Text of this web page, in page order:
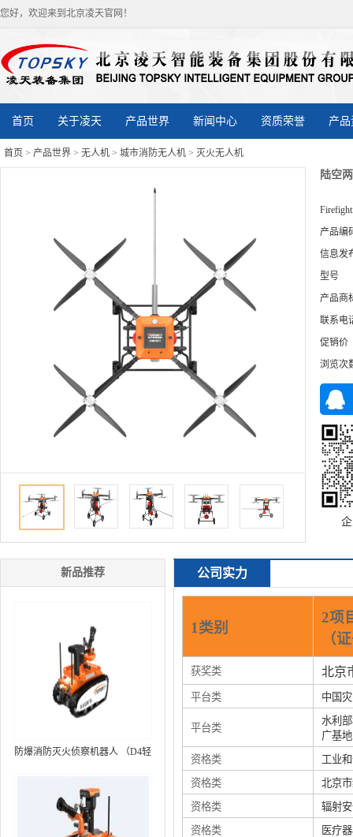
您好，欢迎来到北京凌天官网！
首页 关于凌天 产品世界 新闻中心 资质荣誉 产
首页 > 产品世界 > 无人机 > 城市消防无人机 > 灭火无人机
陆空
产品编
信息发
型号
产品商
联系电
促销价
浏览次
新品推荐
防爆消防灭火侦察机器人 （D4轻
公司实力
1类别
2项
（
获奖类 北京
平台类 中国
平台类
水利
广基地
资格类
工业
资格类
北京
资格类
辐射
资格类
医疗